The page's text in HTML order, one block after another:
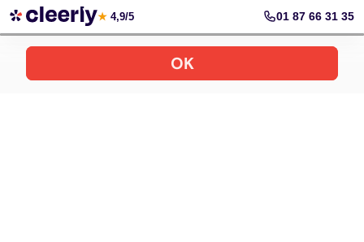
Votre simulation gratuite et personnalisée
★ 4,9/5 01 87 66 31 35